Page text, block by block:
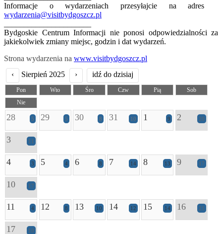
Informacje o wydarzeniach przesyłajcie na adres
wydarzenia@visitbydgoszcz.pl
Bydgoskie Centrum Informacji nie ponosi odpowiedzialności za
jakiekolwiek zmiany miejsc, godzin i dat wydarzeń.
Strona wydarzenia na www.visitbydgoszcz.pl
‹
Sierpień 2025 › idź do dzisiaj
Pon Wto Śro Czw Pią
Sob
Nie
28 5 29 5 30 8 31 10 1 9 2 20
3 11
4 3 5 4 6 8 7 14 8 13 9 17
10 17
11 4 12 8 13 10 14 12 15 14 16 21
17 10